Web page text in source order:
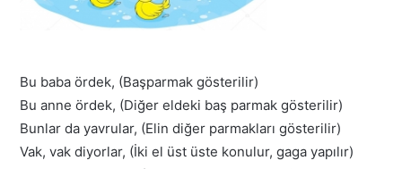
Bu baba ördek, (Başparmak gösterilir)
Bu anne ördek, (Diğer eldeki baş parmak gösterilir)
Bunlar da yavrular, (Elin diğer parmakları gösterilir)
Vak, vak diyorlar, (İki el üst üste konulur, gaga yapılır)